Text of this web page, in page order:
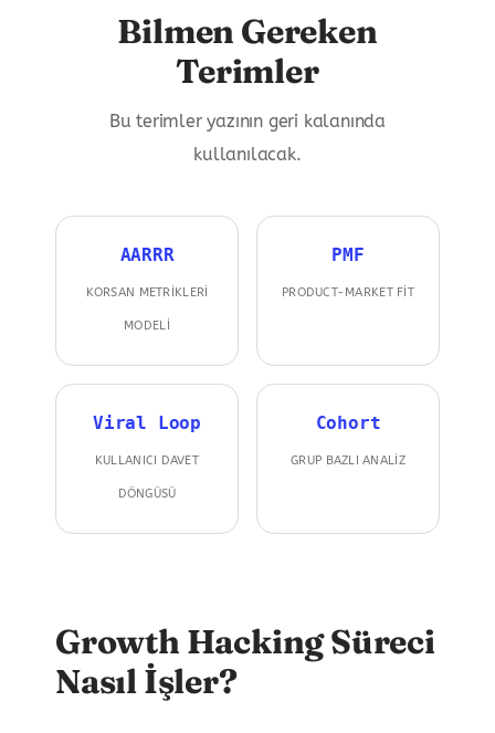
Bilmen Gereken
Terimler
Bu terimler yazının geri kalanında
kullanılacak.
AARRR
KORSAN METRIKLERI
MODELI
PMF
PRODUCT-MARKET FIT
Viral Loop
KULLANICI DAVET
DÖNGÜSÜ
Cohort
GRUP BAZLI ANALIZ
Growth Hacking Süreci
Nasıl İşler?